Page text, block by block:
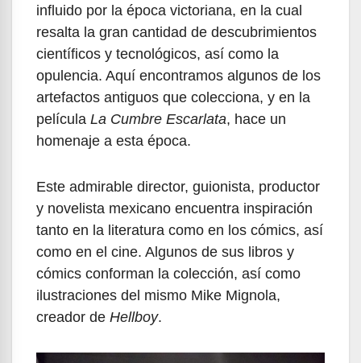
influido por la época victoriana, en la cual
resalta la gran cantidad de descubrimientos
científicos y tecnológicos, así como la
opulencia. Aquí encontramos algunos de los
artefactos antiguos que colecciona, y en la
película La Cumbre Escarlata, hace un
homenaje a esta época.
Este admirable director, guionista, productor
y novelista mexicano encuentra inspiración
tanto en la literatura como en los cómics, así
como en el cine. Algunos de sus libros y
cómics conforman la colección, así como
ilustraciones del mismo Mike Mignola,
creador de Hellboy.